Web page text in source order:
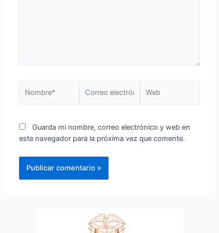
Guarda mi nombre, correo electrónico y web en
este navegador para la próxima vez que comente.